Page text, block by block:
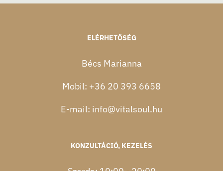
ELÉRHETŐSÉG
Bécs Marianna
Mobil: +36 20 393 6658
E-mail: info@vitalsoul.hu
KONZULTÁCIÓ, KEZELÉS